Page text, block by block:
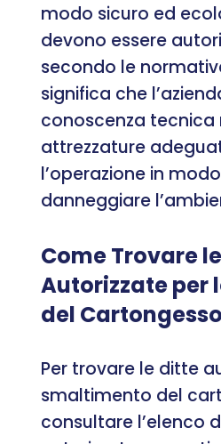
modo sicuro ed
devono essere
secondo le
significa che
conoscenza tecnica
attrezzature
l’operazione in
danneggiare
Come Trovare
Autorizzate per
del Cartongesso
Per trovare le ditte
smaltimento del
consultare l’elenco